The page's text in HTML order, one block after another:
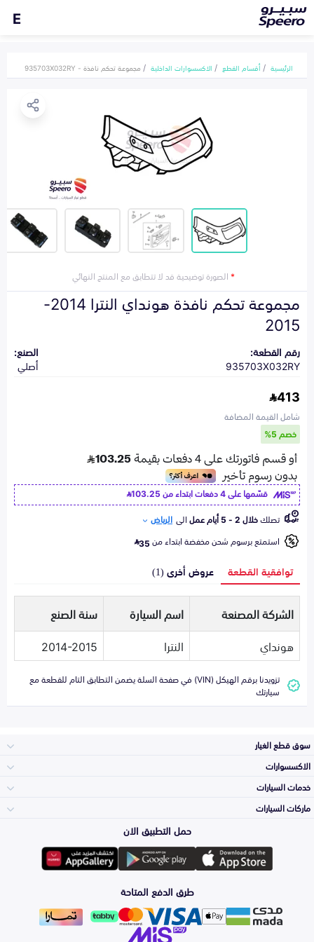
E
الرئيسية أقسام القطع الاكسسوارات الداخلية مجموعة تحكم نافذة - 935703X032RY
*الصورة توضيحية قد لا تتطابق مع المنتج النهائي
مجموعة تحكم نافذة هونداي النترا 2014-
2015
رقم القطعة:
935703X032RY
الصنع:
أصلي
413
شامل القيمة المضافة
خصم 5%
قسّمها على 4 دفعات ابتداء من
103.25
تصلكخلال 2 - 5 أيام عمل الى الرياض
استمتع برسوم شحن مخفضة ابتداء من35
توافقية القطعة عروض أخرى (1)
الشركة المصنعة اسم السيارة
سنة الصنع
هونداي
النترا 2014-2015
تزويدنا برقم الهيكل (VIN) في صفحة السلة يضمن التطابق التام للقطعة مع
سيارتك
سوق قطع الغيار
المكائن، القيرات
وملحقاتها
الشمعات
والاصطبات (الاضاءة)
الاكسسوارات
لوازم الرحلات
اكسسوارات العناية
خدمات السيارات
الأكثر مبيعاً
ماركات السيارات
تويوتا
هيونداي
حمل التطبيق الان
طرق الدفع المتاحة